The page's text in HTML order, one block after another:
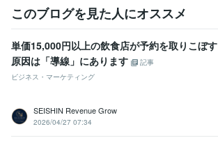
このブログを見た人にオススメ
単価15,000円以上の飲食店が予約を取りこぼす
原因は「導線」にあります
記事
ビジネス・マーケティング
SEISHIN Revenue Grow
2026/04/27 07:34